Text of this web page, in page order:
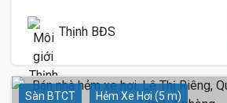
Thịnh BĐS
Sàn BTCT Hẻm Xe Hơi (5 m)